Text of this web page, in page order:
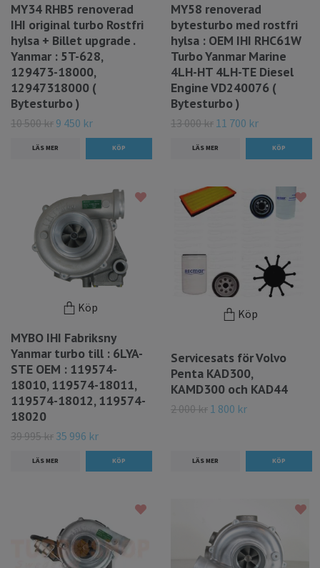
MY34 RHB5 renoverad
IHI original turbo Rostfri
hylsa + Billet upgrade .
Yanmar : 5T-628,
129473-18000,
12947318000 (
Bytesturbo )
10 500 kr 9 450 kr
LÄS MER
MY58 renoverad
bytesturbo med rostfri
hylsa : OEM IHI RHC61W
Turbo Yanmar Marine
4LH-HT 4LH-TE Diesel
Engine VD240076 (
Bytesturbo )
13 000 kr 11 700 kr
LÄS MER
Köp
MYBO IHI Fabriksny
Yanmar turbo till : 6LYA-
STE OEM : 119574-
18010, 119574-18011,
119574-18012, 119574-
18020
39 995 kr 35 996 kr
LÄS MER
Köp
Servicesats för Volvo
Penta KAD300,
KAMD300 och KAD44
2 000 kr 1 800 kr
LÄS MER